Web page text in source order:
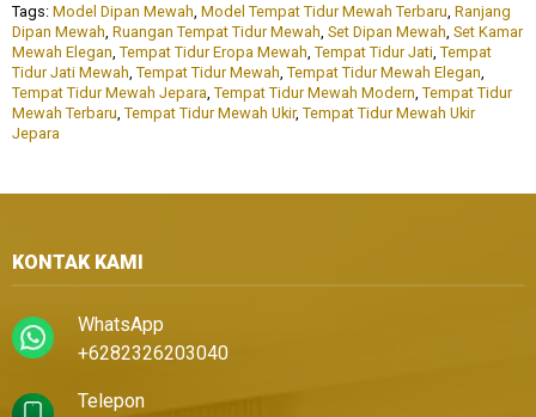
Tags: Model Dipan Mewah Model Tempat Tidur Mewah Terbaru Ranjang
Dipan Mewah Ruangan Tempat Tidur Mewah Set Dipan Mewah Set Kamar
Mewah Elegan Tempat Tidur Eropa Mewah Tempat Tidur Jati Tempat
Tidur Jati Mewah Tempat Tidur Mewah Tempat Tidur Mewah Elegan
Tempat Tidur Mewah Jepara Tempat Tidur Mewah Modern Tempat Tidur
Mewah Terbaru Tempat Tidur Mewah Ukir, Tempat Tidur Mewah Ukir
Jepara
KONTAK KAMI
WhatsApp
+6282326203040
Telepon